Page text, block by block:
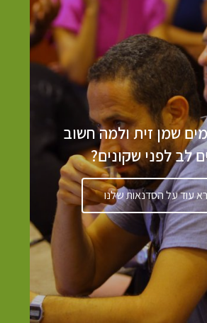
שמן זית ולמה חשוב
לב לפני שקונים?
עוד על הסדנאות שלנו